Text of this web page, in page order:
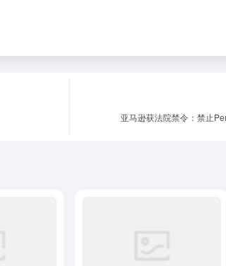
亚马逊获法院禁令：禁止